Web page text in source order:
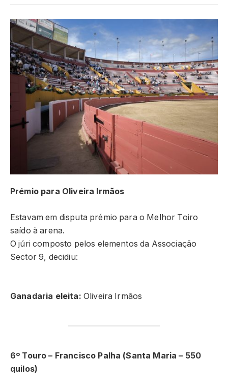
Prémio para Oliveira Irmãos
Estavam em disputa prémio para o Melhor Toiro
saído à arena.
O júri composto pelos elementos da Associação
Sector 9, decidiu:
Ganadaria eleita: Oliveira Irmãos
6º Touro – Francisco Palha (Santa Maria – 550
quilos)